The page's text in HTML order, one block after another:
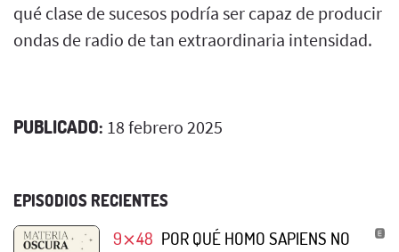
qué clase de sucesos podría ser capaz de producir
ondas de radio de tan extraordinaria intensidad.
PUBLICADO: 18 febrero 2025
EPISODIOS RECIENTES
9⨯48 POR QUÉ HOMO SAPIENS NO